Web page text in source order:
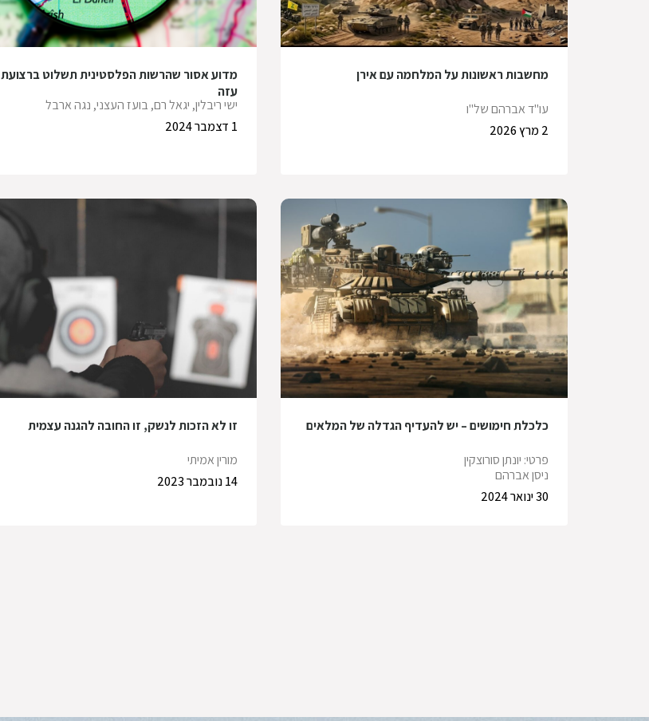
מחשבות ראשונות על המלחמה עם אירן
עו"ד אברהם של"ו
2 מרץ 2026
מדוע אסור שהרשות הפלסטינית תשלוט ברצועת
עזה
ישי ריבלין, יגאל רם, בועז העצני, נגה ארבל
1 דצמבר 2024
כלכלת חימושים – יש להעדיף הגדלה של המלאים
פרטי: יונתן סורוצקין
ניסן אברהם
30 ינואר 2024
זו לא הזכות לנשק, זו החובה להגנה עצמית
מורין אמיתי
14 נובמבר 2023